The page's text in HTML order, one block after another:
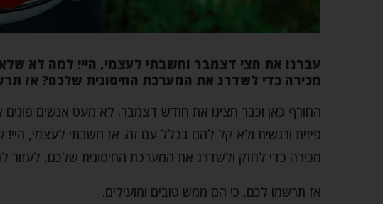
עברנו את חצי דצמבר וחשבתי לעצמי, היי! למה לא
מכירה כדי לשדרג את המערכת החיסונית שלכם? אז
החורף כאן וכבר חצינו את חודש דצמבר. לא מעט אנשים פונים
פיזית ורגשית ולא קל להם בכלל עם זה. אז חשבתי לעצמי,
מכירה כדי לחזק ולשדרג את המערכת החיסונית שלכם, לעזור
אז תרשמו לכם, כי הם ממש טובים ומועילים.